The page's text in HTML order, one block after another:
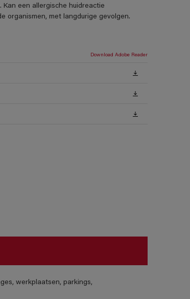
Kan een allergische huidreactie
organismen, met langdurige gevolgen.
Download Adobe Reader
werkplaatsen, parkings,